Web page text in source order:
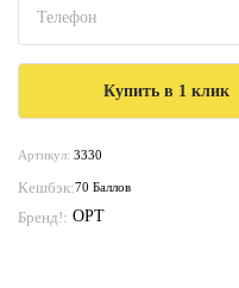
Артикул: 3330
Кешбэк:70 Баллов
Бренд!: OPT